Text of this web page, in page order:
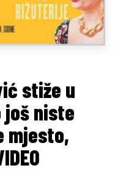
stiže u
još niste
mjesto,